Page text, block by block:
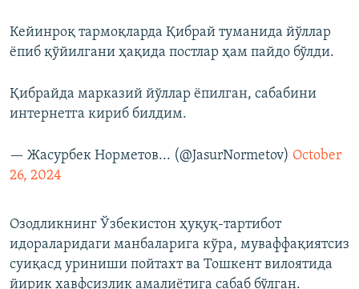
Кейинроқ тармоқларда Қибрай туманида йўллар
ёпиб қўйилгани ҳақида постлар ҳам пайдо бўлди.
Қибрайда марказий йўллар ёпилган, сабабини
интернетга кириб билдим.
— Жасурбек Норметов... (@JasurNormetov) October
26, 2024
Озодликнинг Ўзбекистон ҳуқуқ-тартибот
идораларидаги манбаларига кўра, муваффақиятсиз
суиқасд уриниши пойтахт ва Тошкент вилоятида
йирик хавфсизлик амалиётига сабаб бўлган.